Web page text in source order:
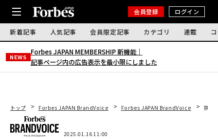
会員登録 ログイン
新着記事 人気記事 会員限定記事 カテゴリ 連載
NEWS
Forbes JAPAN MEMBERSHIP 新機能｜
記事ページ内の広告表示を最小限にしました
トップ Forbes JAPAN BrandVoice Forbes JAPAN BrandVoice 京都
2025.01.16 11:00